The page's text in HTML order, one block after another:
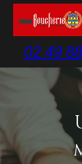
02 49
Panneau de